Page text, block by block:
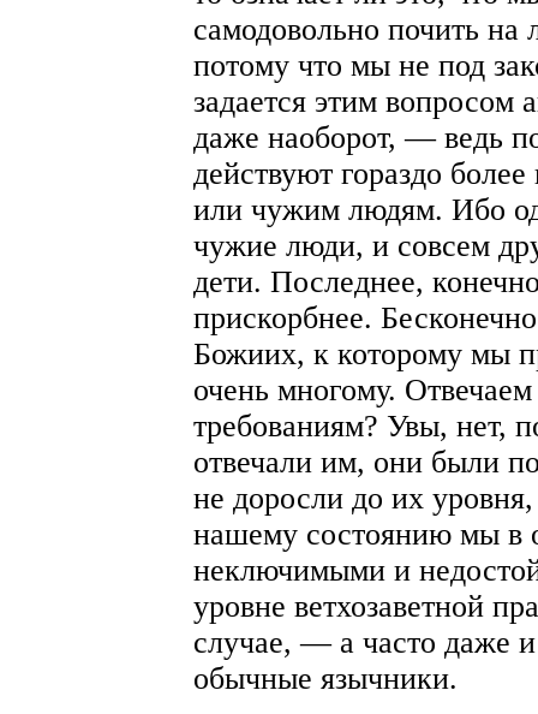
самодовольно почить на
потому что мы не под
задается этим вопросом
даже наоборот, — ведь
действуют гораздо
или чужим людям. Ибо
чужие люди, и совсем
дети. Последнее,
прискорбнее.
Божиих, к которому мы
очень многому.
требованиям? Увы, нет,
отвечали им, они были
не доросли до их
нашему состоянию мы в
неключимыми и
уровне ветхозаветной
случае, — а часто даже
обычные язычники.